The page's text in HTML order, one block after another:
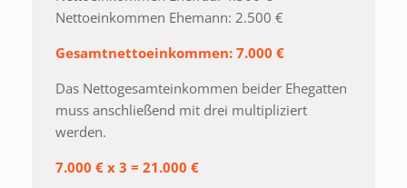
Nettoeinkommen Ehemann: 2.500 €
Gesamtnettoeinkommen: 7.000 €
Das Nettogesamteinkommen beider Ehegatten
muss anschließend mit drei multipliziert
werden.
7.000 € x 3 = 21.000 €